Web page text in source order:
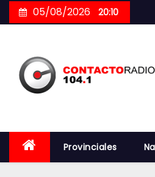
to
05/08/2026 20:10
Provinciales